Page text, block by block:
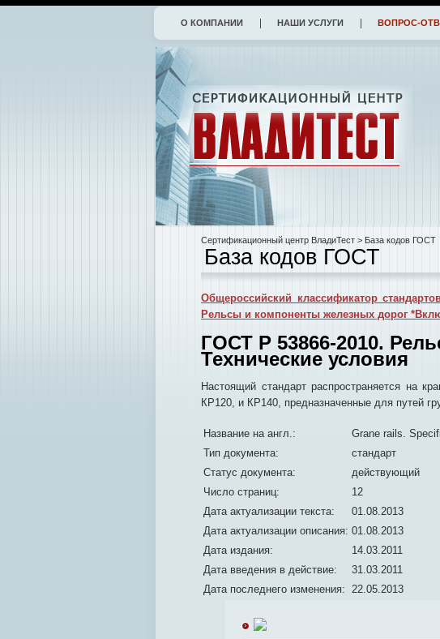
О КОМПАНИИ НАШИ УСЛУГИ ВОПРОС-
Сертификационный центр ВладиТест > База кодов ГОСТ
База кодов ГОСТ
Общероссийский классификатор
Рельсы и компоненты железных дорог
ГОСТ Р 53866-2010.
Технические условия
Настоящий стандарт распространяется на
КР120, и КР140, предназначенные для путей
Название на англ.:
Grane rails.
Тип документа:
стандарт
Статус документа:
действующий
Число страниц:
12
Дата актуализации текста:
01.08.2013
Дата актуализации описания: 01.08.2013
Дата издания:
14.03.2011
Дата введения в действие:
31.03.2011
Дата последнего изменения: 22.05.2013